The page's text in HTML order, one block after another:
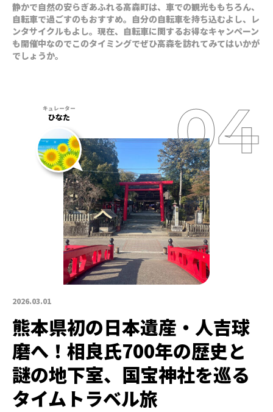
静かで自然の安らぎあふれる高森町は、車での観光ももちろん、
自転車で過ごすのもおすすめ。自分の自転車を持ち込むよし、レ
ンタサイクルもよし。現在、自転車に関するお得なキャンペーン
も開催中なのでこのタイミングでぜひ高森を訪れてみてはいかが
でしょうか。
2026.03.01
ひなた
熊本県初の日本遺産・人吉球
磨へ！相良氏700年の歴史と
謎の地下室、国宝神社を巡る
タイムトラベル旅